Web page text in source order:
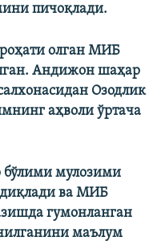
пичоқлади.
олган МИБ
Андижон шаҳар
Озодлик
аҳволи ўртача
мулозими
ва МИБ
гумонланган
маълум